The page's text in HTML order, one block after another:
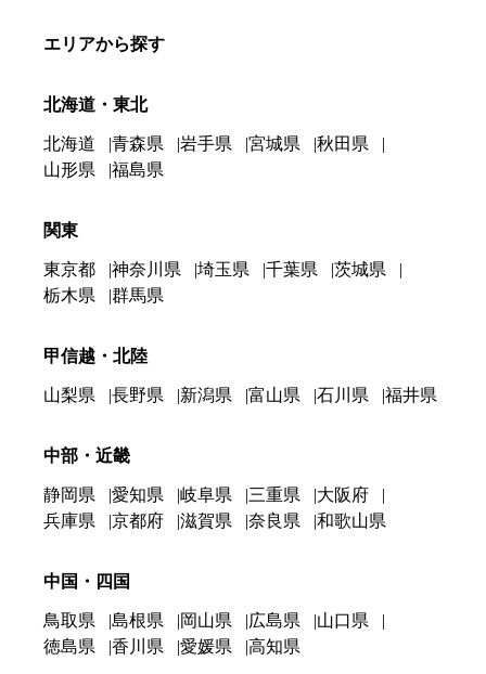
エリアから探す
北海道・東北
北海道 青森県 岩手県 宮城県
秋田県
山形県
福島県
関東
東京都 神奈川県 埼玉県 千葉県
茨城県
栃木県
群馬県
甲信越・北陸
山梨県 長野県 新潟県 富山県 石川県 福井県
中部・近畿
静岡県 愛知県 岐阜県 三重県
大阪府
兵庫県
京都府 滋賀県 奈良県 和歌山県
中国・四国
鳥取県 島根県 岡山県 広島県
山口県
徳島県
香川県 愛媛県 高知県